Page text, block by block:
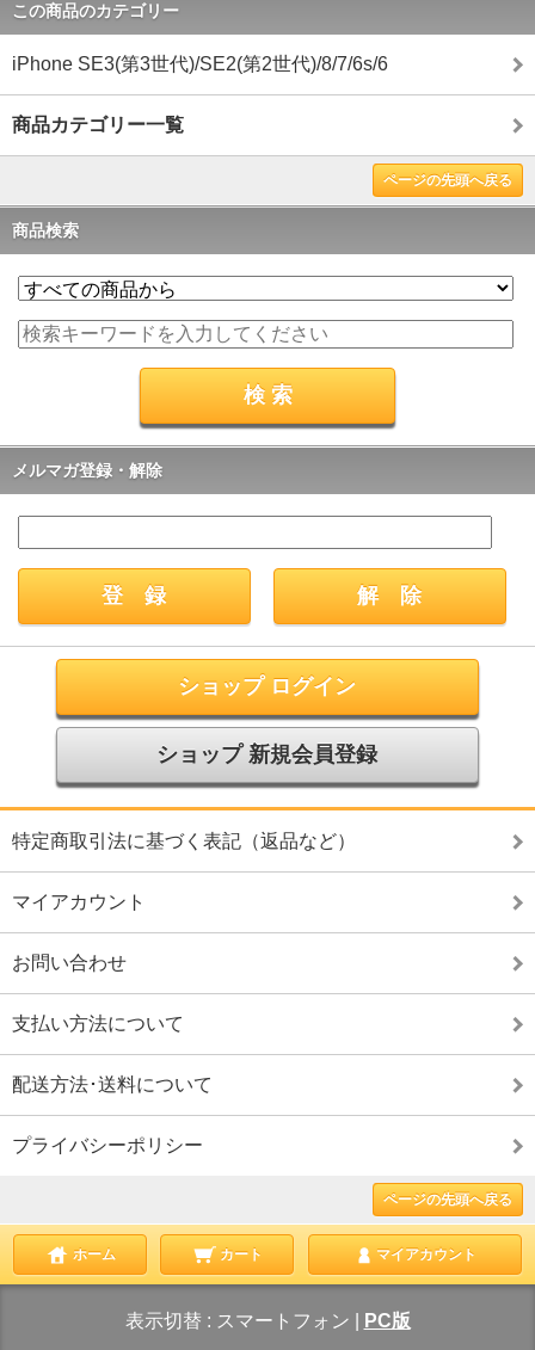
この商品のカテゴリー
iPhone SE3(第3世代)/SE2(第2世代)/8/7/6s/6
商品カテゴリー一覧
ページの先頭へ戻る
商品検索
メルマガ登録・解除
ショップ ログイン
ショップ 新規会員登録
特定商取引法に基づく表記（返品など）
マイアカウント
お問い合わせ
支払い方法について
配送方法･送料について
プライバシーポリシー
ページの先頭へ戻る
ホーム カート マイアカウント
表示切替 : スマートフォン PC版